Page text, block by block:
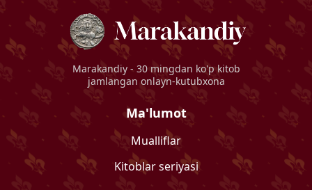
Marakandiy - 30 mingdan ko'p kitob
jamlangan onlayn-kutubxona
Ma'lumot
Mualliflar
Kitoblar seriyasi